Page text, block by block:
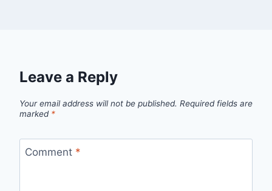
Leave a Reply
Your email address will not be published. Required fields are
marked *
Comment *